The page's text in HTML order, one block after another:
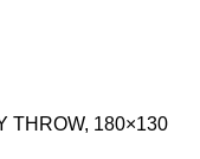
THROW, 180×130